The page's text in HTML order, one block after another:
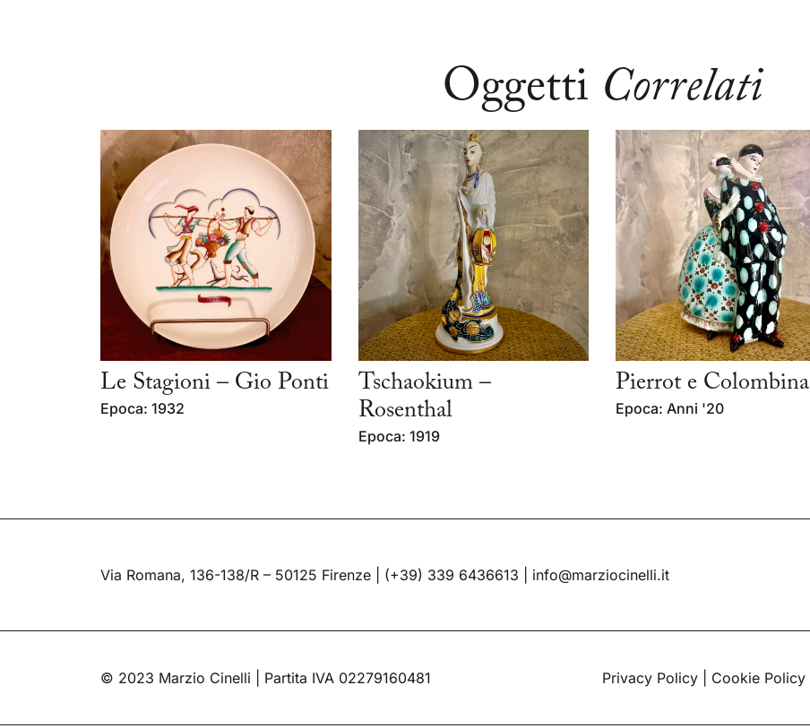
Oggetti Correlati
Le Stagioni – Gio Ponti
Epoca: 1932
Tschaokium –
Rosenthal
Epoca: 1919
Pierrot e Colombina
Epoca: Anni '20
Via Romana, 136-138/R – 50125 Firenze | (+39) 339 6436613 info@marziocinelli.it
© 2023 Marzio Cinelli | Partita IVA 02279160481 Privacy Policy Cookie Policy